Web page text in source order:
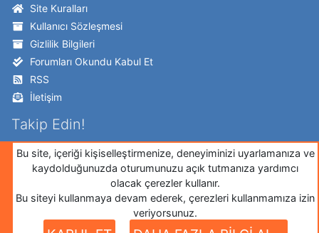
Site Kuralları
Kullanıcı Sözleşmesi
Gizlilik Bilgileri
Forumları Okundu Kabul Et
RSS
İletişim
Takip Edin!
Twitter
Facebook
Google+
Github
Bu site, içeriği kişiselleştirmenize, deneyiminizi uyarlamanıza ve
kaydolduğunuzda oturumunuzu açık tutmanıza yardımcı
olacak çerezler kullanır.
Bu siteyi kullanmaya devam ederek, çerezleri kullanmamıza izin
veriyorsunuz.